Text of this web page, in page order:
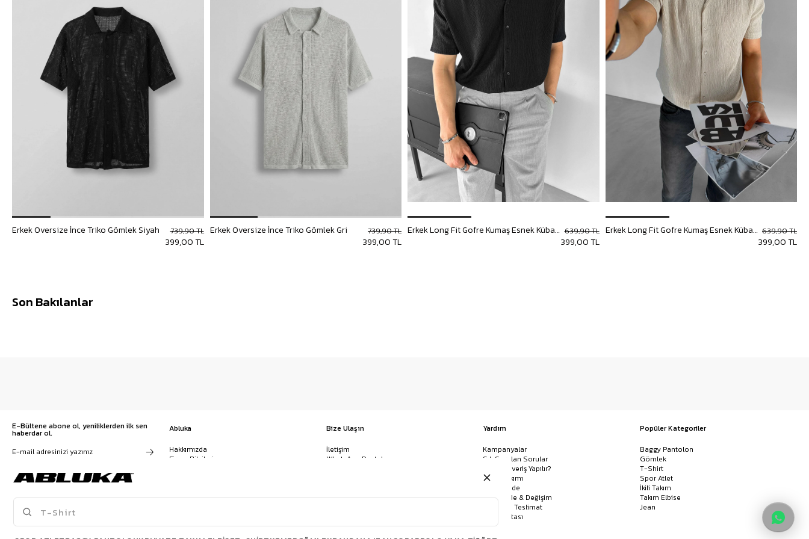
Erkek Oversize İnce Triko Gömlek Siyah
399,00 TL
739,90 TL Erkek Oversize İnce Triko Gömlek Gri
399,00 TL
739,90 TL
Erkek Long Fit Gofre Kumaş Esnek Küba Yaka Gömlek Siyah
399,00 TL
639,90 TL
Erkek Long Fit Gofre Kumaş Esnek Küba Yaka Gömlek Bej
399,00 TL
639,90 TL
Son Bakılanlar
E-Bültene abone ol, yeniliklerden ilk sen
haberdar ol.
Kampanyalar, ürünler ve
değişiklikler hakkında e-mail ve
buradan ulaşabilirsin
Abluka
Hakkımızda
Firma Bilgileri
Sözleşmeler
Bize Ulaşın
İletişim
WhatsApp Destek
Havale/EFT ve Kapıda Ödeme
Yardım
Kampanyalar
Sık Sorulan Sorular
Nasıl Alışveriş Yapılır?
Giysi Bakımı
İptal & İade
Kolay İade & Değişim
Kargo ve Teslimat
Site Haritası
Popüler Kategoriler
Baggy Pantolon
Gömlek
T-Shirt
Spor Atlet
İkili Takım
Takım Elbise
Jean